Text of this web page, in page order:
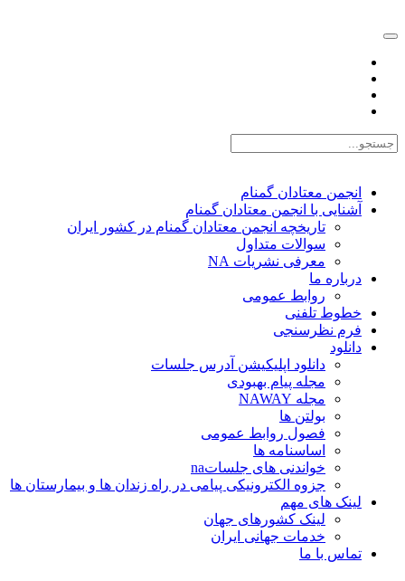
انجمن معتادان گمنام
آشنایی با انجمن معتادان گمنام
تاریخچه انجمن معتادان گمنام در کشور ایران
سوالات متداول
معرفی نشریات NA
درباره ما
روابط عمومی
خطوط تلفنی
فرم نظرسنجی
دانلود
دانلود اپلیکیشن آدرس جلسات
مجله پیام بهبودی
مجله NAWAY
بولتن ها
فصول روابط عمومی
اساسنامه ها
خواندنی های جلساتna
جزوه الکترونیکی پیامی در راه زندان ها و بیمارستان ها
لینک های مهم
لینک کشورهای جهان
خدمات جهانی ایران
تماس با ما